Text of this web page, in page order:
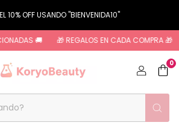
10% OFF USANDO "BIENVENIDA10"
🚚 🎁 REGALOS EN CADA COMPRA 🎁
0